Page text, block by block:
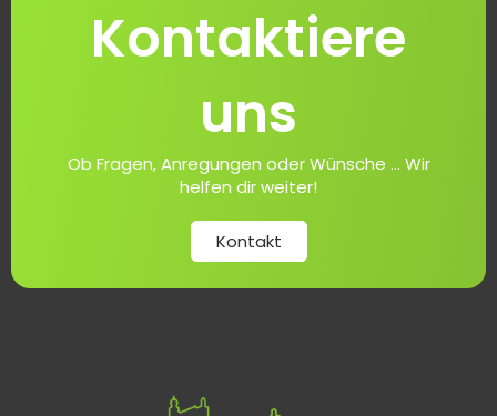
Kontaktiere
uns
Ob Fragen, Anregungen oder Wünsche ... Wir
helfen dir weiter!
Kontakt